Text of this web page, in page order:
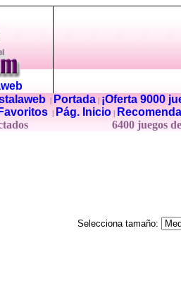
| Portada|
¡Oferta 9000
Favoritos
Pág. Inicio
6400 juegos
Selecciona tamaño: